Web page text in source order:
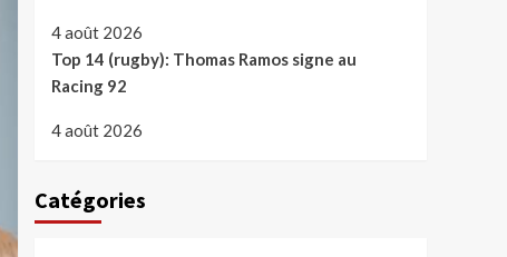
4 août 2026
Top 14 (rugby): Thomas Ramos signe au
Racing 92
4 août 2026
Catégories